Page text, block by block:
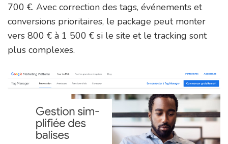
700 €. Avec correction des tags, événements et
conversions prioritaires, le package peut monter
vers 800 € à 1 500 € si le site et le tracking sont
plus complexes.